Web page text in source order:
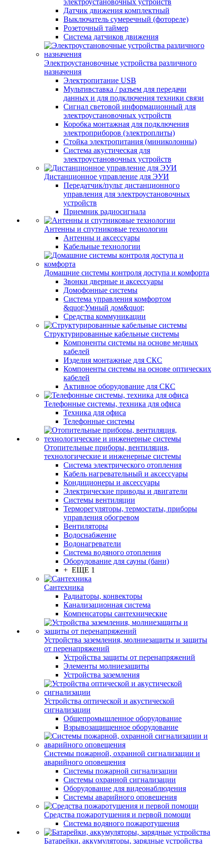
электроустановочных устройств
Датчик движения комплектный
Выключатель сумеречный (фотореле)
Розеточный таймер
Система датчиков движения
Электроустановочные устройства различного
назначения
Электропитание USB
Мультивставка / разъем для передачи
данных и для подключения техники связи
Сигнал световой информационный для
электроустановочных устройств
Коробка монтажная для подключения
электроприборов (электроплиты)
Стойка электропитания (миниколонны)
Система акустическая для
электроустановочных устройств
Дистанционное управление для ЭУИ
Передатчик/пульт дистанционного
управления для электроустановочных
устройств
Приемник радиосигнала
Антенны и спутниковые технологии
Антенны и аксессуары
Кабельные технологии
Домашние системы контроля доступа и комфорта
Звонки дверные и аксессуары
Домофонные системы
Система управления комфортом
&quot;Умный дом&quot;
Средства коммуникации
Структурированные кабельные системы
Компоненты системы на основе медных
кабелей
Изделия монтажные для СКС
Компоненты системы на основе оптических
кабелей
Активное оборудование для СКС
Телефонные системы, техника для офиса
Техника для офиса
Телефонные системы
Отопительные приборы, вентиляция,
технологические и инженерные системы
Система электрического отопления
Кабель нагревательный и аксессуары
Кондиционеры и аксессуары
Электрические приводы и двигатели
Системы вентиляции
Терморегуляторы, термостаты, приборы
управления обогревом
Вентиляторы
Водоснабжение
Водонагреватели
Система водяного отопления
Оборудование для сауны (бани)
+ ЕЩЕ 1
Сантехника
Радиаторы, конвекторы
Канализационная система
Компенсаторы сантехнические
Устройства заземления, молниезащиты и защиты
от перенапряжений
Устройства защиты от перенапряжений
Элементы молниезащиты
Устройства заземления
Устройства оптической и акустической
сигнализации
Общепромышленное оборудование
Взрывозащищенное оборудование
Системы пожарной, охранной сигнализации и
аварийного оповещения
Системы пожарной сигнализации
Системы охранной сигнализации
Оборудование для видеонаблюдения
Системы аварийного оповещения
Средства пожаротушения и первой помощи
Система водяного пожаротушения
Батарейки, аккумуляторы, зарядные устройства